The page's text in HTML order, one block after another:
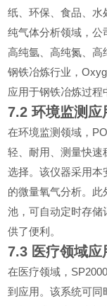
纸、环保、食品、水
纯气体分析领域，公
高纯氩、高纯氮、高
钢铁冶炼行业，
应用于钢铁冶炼过程
7.2环境监测应
在环境监测领域，
轻、耐用、测量快速
选择。该仪器采用本
的微量氧气分析。
池，可自动定时存储
供了便利。
7.3 医疗领域应
在医疗领域，
到应用。该系统可同